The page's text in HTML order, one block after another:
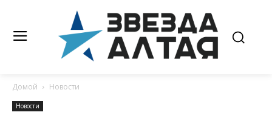
Домой Новости
Новости